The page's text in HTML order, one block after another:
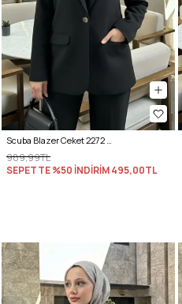
Scuba Blazer Ceket 2272 - SİYAH
989,99TL
SEPETTE %50 İNDİRİM495,00TL